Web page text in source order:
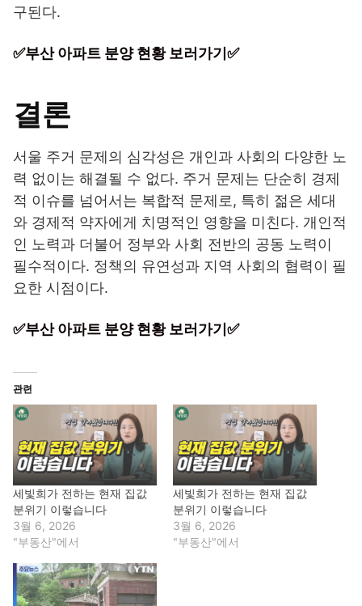
구된다.
✅부산 아파트 분양 현황 보러가기✅
결론
서울 주거 문제의 심각성은 개인과 사회의 다양한 노
력 없이는 해결될 수 없다. 주거 문제는 단순히 경제
적 이슈를 넘어서는 복합적 문제로, 특히 젊은 세대
와 경제적 약자에게 치명적인 영향을 미친다. 개인적
인 노력과 더불어 정부와 사회 전반의 공동 노력이
필수적이다. 정책의 유연성과 지역 사회의 협력이 필
요한 시점이다.
✅부산 아파트 분양 현황 보러가기✅
관련
세빛희가 전하는 현재 집값
분위기 이렇습니다
3월 6, 2026
"부동산"에서
세빛희가 전하는 현재 집값
분위기 이렇습니다
3월 6, 2026
"부동산"에서